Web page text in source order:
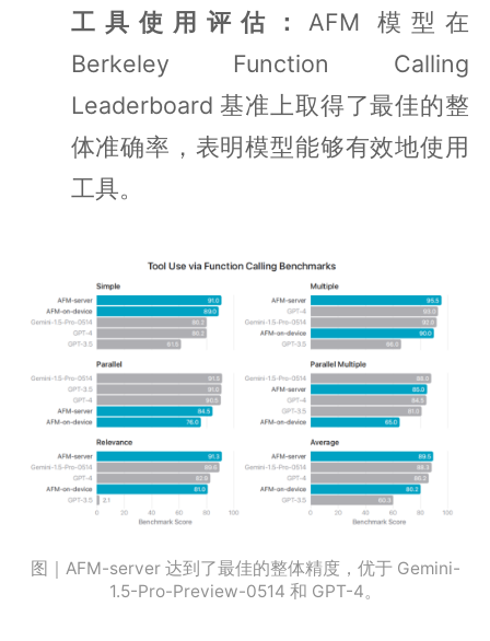
工具使用评估： AFM 模型在
Berkeley Function Calling
Leaderboard 基准上取得了最佳的整
体准确率，表明模型能够有效地使用
工具。
图｜AFM-server 达到了最佳的整体精度，优于 Gemini-
1.5-Pro-Preview-0514 和 GPT-4。